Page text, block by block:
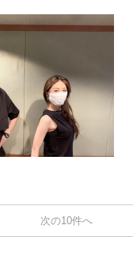
次の10件へ